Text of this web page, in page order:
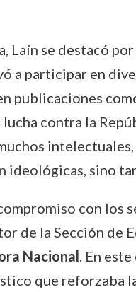
Laín se destacó
a participar en
publicaciones
contra la
ideológicas, sino
con los
de la Sección de
Nacional. En
que reforzaba